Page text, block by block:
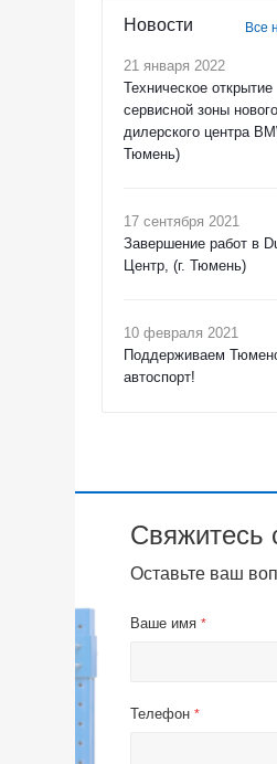
Новости Все
21 января 2022
Техническое открытие
сервисной зоны нового
дилерского центра
Тюмень)
17 сентября 2021
Завершение работ в
Центр, (г. Тюмень)
10 февраля 2021
Поддерживаем
автоспорт!
Свяжитесь
Оставьте ваш
Ваше имя *
Телефон *